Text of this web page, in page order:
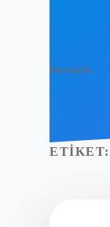
Anasayfa
ETIKET: